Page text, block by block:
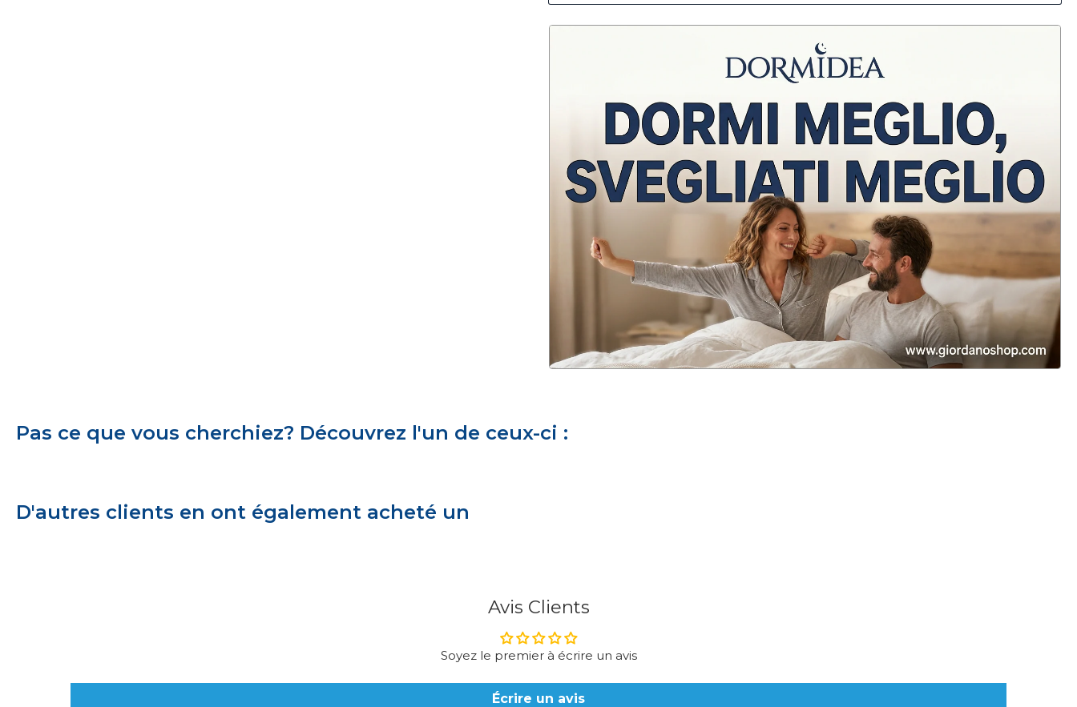
Pas ce que vous cherchiez? Découvrez l'un de ceux-ci :
D'autres clients en ont également acheté un
Avis Clients
Soyez le premier à écrire un avis
Écrire un avis